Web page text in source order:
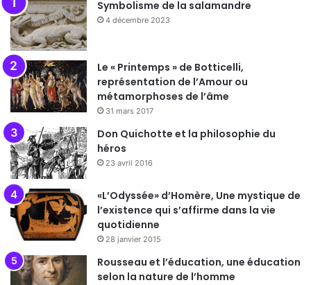
Symbolisme de la salamandre
4 décembre 2023
Le « Printemps » de Botticelli,
représentation de l’Amour ou
métamorphoses de l’âme
31 mars 2017
Don Quichotte et la philosophie du
héros
23 avril 2016
«L’Odyssée» d’Homère, Une mystique de
l’existence qui s’affirme dans la vie
quotidienne
28 janvier 2015
Rousseau et l’éducation, une éducation
selon la nature de l’homme